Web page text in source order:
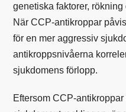
genetiska faktorer,
När CCP-antikroppar
för en mer aggressiv
antikroppsnivåerna
sjukdomens förlopp.
Eftersom CCP-